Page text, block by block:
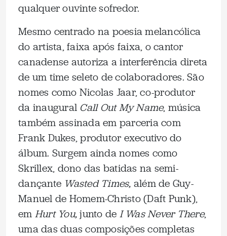
qualquer ouvinte sofredor.
Mesmo centrado na poesia melancólica
do artista, faixa após faixa, o cantor
canadense autoriza a interferência direta
de um time seleto de colaboradores. São
nomes como Nicolas Jaar, co-produtor
da inaugural Call Out My Name, música
também assinada em parceria com
Frank Dukes, produtor executivo do
álbum. Surgem ainda nomes como
Skrillex, dono das batidas na semi-
dançante Wasted Times, além de Guy-
Manuel de Homem-Christo (Daft Punk),
em Hurt You,junto de I Was Never There,
uma das duas composições completas